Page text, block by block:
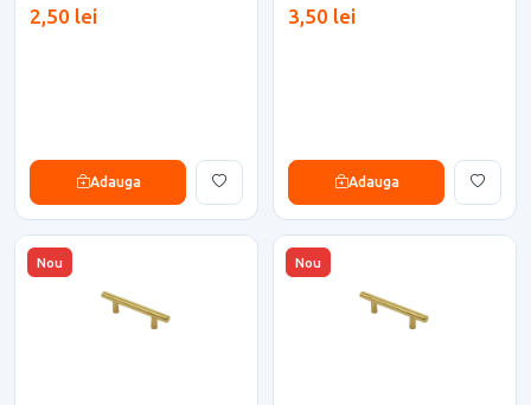
2,50 lei
Adauga
3,50 lei
Adauga
Nou Nou